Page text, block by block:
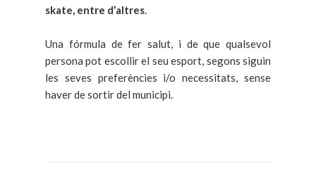
skate, entre d’altres
Una fórmula de fer salut, i de que qualsevol
persona pot escollir el seu esport, segons siguin
les seves preferències i/o necessitats, sense
haver de sortir del municipi.